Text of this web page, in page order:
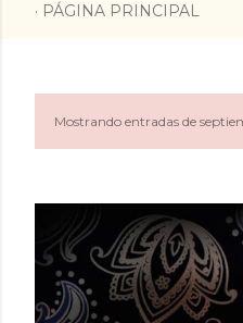
PÁGINA PRINCIPAL
E
r
a
Mostrando entradas de